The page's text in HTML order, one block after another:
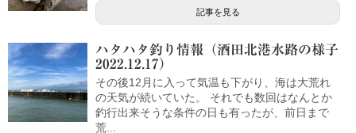
記事を見る
ハタハタ釣り情報（酒田北港水路の様子
2022.12.17）
その後12月に入って気温も下がり、海は大荒れ
の天気が続いていた。 それでも数回はなんとか
釣行出来そうな条件の日も有ったが、前日まで
荒...